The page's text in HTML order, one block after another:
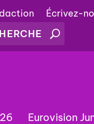
Écrivez-
Eurovision